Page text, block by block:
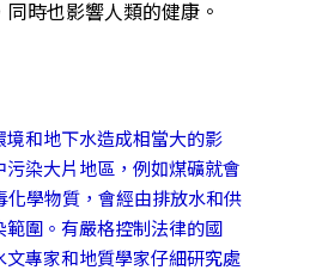
時也影響人類的健康。
境和地下水造成相當大的影
染大片地區，例如煤礦就會
化學物質，會經由排放水和供
圍。有嚴格控制法律的國
文專家和地質學家仔細研究處